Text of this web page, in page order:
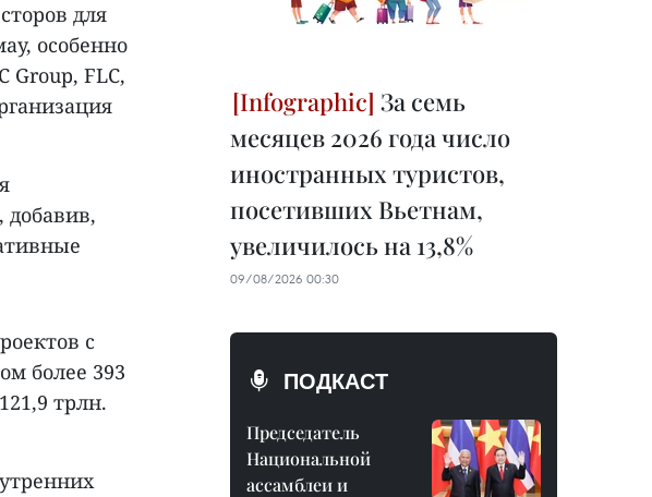
для
особенно
Group, FLC,
с
более 393
трлн.
За семь
месяцев 2026 года число
иностранных туристов,
посетивших Вьетнам,
увеличилось на 13,8%
09/08/2026 00:30
ПОДКАСТ
Председатель
Национальной
ассамблеи и